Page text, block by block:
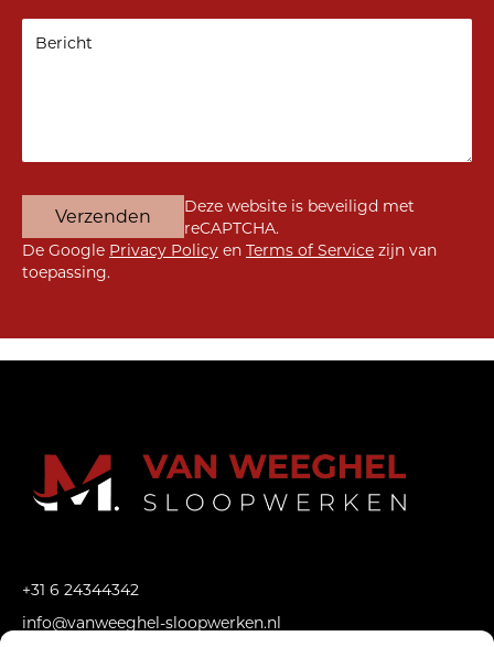
Gelieve dit veld leeg te laten.
Deze website is beveiligd met
reCAPTCHA.
De Google Privacy Policy en Terms of Service zijn van
toepassing.
+31 6 24344342
info@vanweeghel-sloopwerken.nl